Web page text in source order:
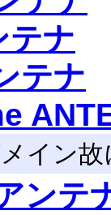
テナ
テナ
イン
ンテ